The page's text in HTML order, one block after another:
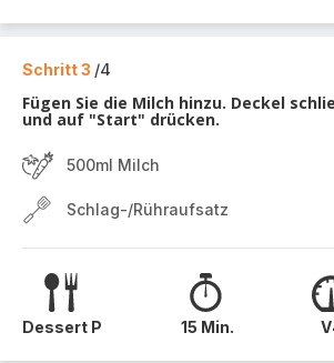
Schritt 3 /4
Fügen Sie die Milch hinzu. Deckel
und auf "Start" drücken.
500ml Milch
Schlag-/Rühraufsatz
Dessert P 15 Min.